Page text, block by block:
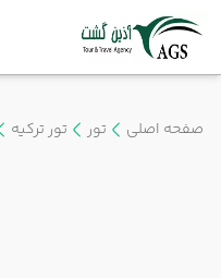
صفحه اصلی تور تور ترکیه